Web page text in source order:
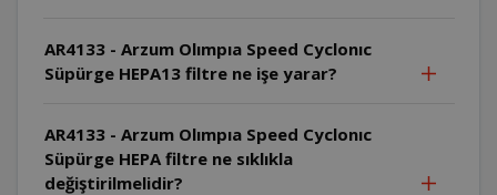
AR4133 - Arzum Olımpıa Speed Cyclonıc
Süpürge HEPA13 filtre ne işe yarar?
AR4133 - Arzum Olımpıa Speed Cyclonıc
Süpürge HEPA filtre ne sıklıkla
değiştirilmelidir?